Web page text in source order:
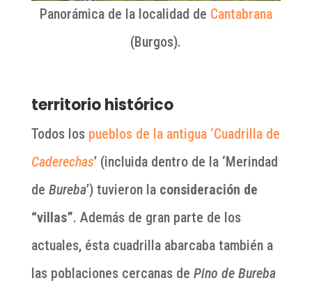
Panorámica de la localidad de Cantabrana
(Burgos).
territorio histórico
Todos los pueblos de la antigua ‘Cuadrilla de
Caderechas’ (incluida dentro de la ‘Merindad
de Bureba’) tuvieron la consideración de
“villas”. Además de gran parte de los
actuales, ésta cuadrilla abarcaba también a
las poblaciones cercanas de Pino de Bureba